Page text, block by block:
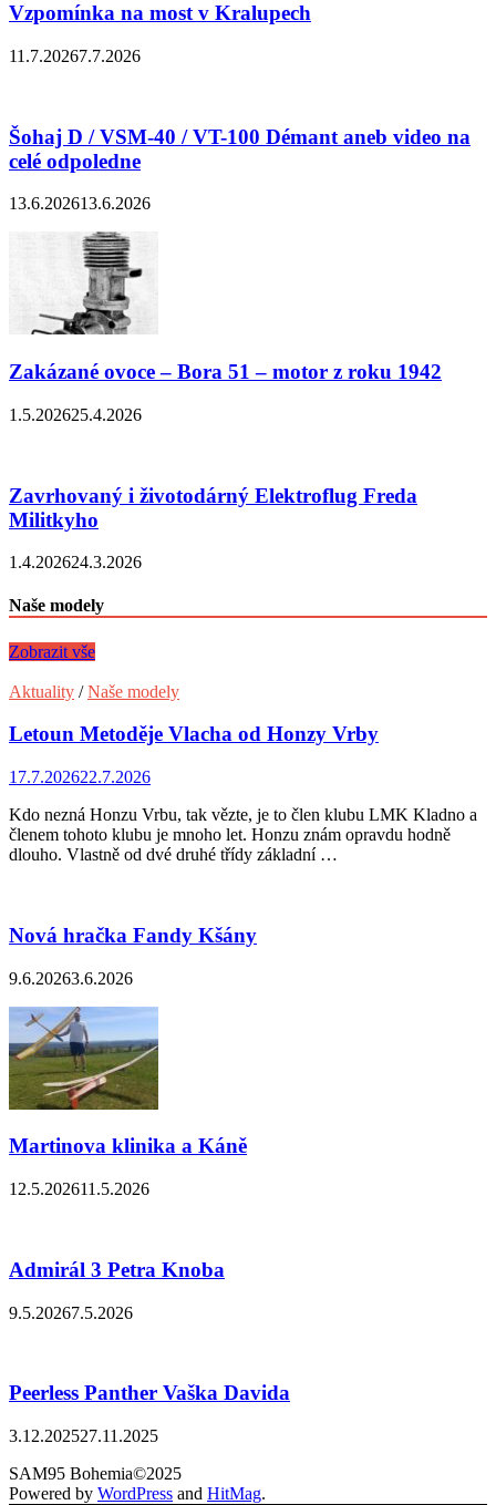
Vzpomínka na most v Kralupech
11.7.20267.7.2026
Šohaj D / VSM-40 / VT-100 Démant aneb video na
celé odpoledne
13.6.202613.6.2026
Zakázané ovoce – Bora 51 – motor z roku 1942
1.5.202625.4.2026
Zavrhovaný i životodárný Elektroflug Freda
Militkyho
1.4.202624.3.2026
Naše modely
Zobrazit vše
Aktuality /Naše modely
Letoun Metoděje Vlacha od Honzy Vrby
17.7.202622.7.2026
Kdo nezná Honzu Vrbu, tak vězte, je to člen klubu LMK Kladno a
členem tohoto klubu je mnoho let. Honzu znám opravdu hodně
dlouho. Vlastně od dvé druhé třídy základní …
Nová hračka Fandy Kšány
9.6.20263.6.2026
Martinova klinika a Káně
12.5.202611.5.2026
Admirál 3 Petra Knoba
9.5.20267.5.2026
Peerless Panther Vaška Davida
3.12.202527.11.2025
SAM95 Bohemia©2025
Powered by WordPress and HitMag.